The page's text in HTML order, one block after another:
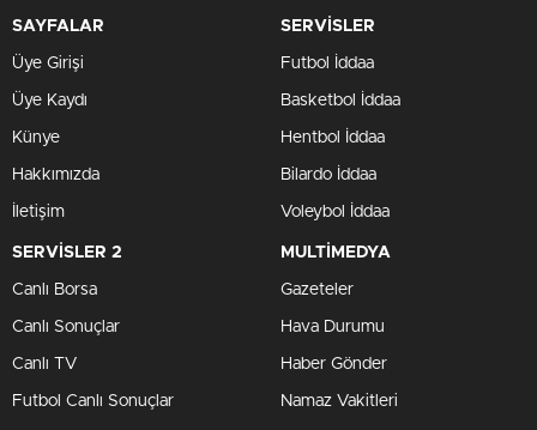
SAYFALAR
Üye Girişi
Üye Kaydı
Künye
Hakkımızda
İletişim
SERVİSLER
Futbol İddaa
Basketbol İddaa
Hentbol İddaa
Bilardo İddaa
Voleybol İddaa
SERVİSLER 2
Canlı Borsa
Canlı Sonuçlar
Canlı TV
Futbol Canlı Sonuçlar
MULTİMEDYA
Gazeteler
Hava Durumu
Haber Gönder
Namaz Vakitleri